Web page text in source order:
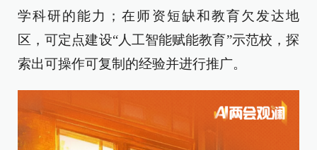
学科研的能力；在师资短缺和教育欠发达地
区，可定点建设“人工智能赋能教育”示范校，探
索出可操作可复制的经验并进行推广。